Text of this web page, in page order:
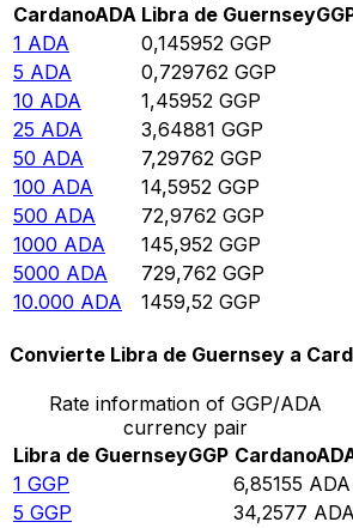
CardanoADA Libra de Guernsey
1 ADA 0,145952 GGP
5 ADA 0,729762 GGP
10 ADA 1,45952 GGP
25 ADA 3,64881 GGP
50 ADA 7,29762 GGP
100 ADA 14,5952 GGP
500 ADA 72,9762 GGP
1000 ADA 145,952 GGP
5000 ADA 729,762 GGP
10.000 ADA 1459,52 GGP
Convierte Libra de Guernsey a
Rate information of GGP/ADA
currency pair
Libra de GuernseyGGP Cardano
1 GGP 6,85155 ADA
5 GGP 34,2577 ADA